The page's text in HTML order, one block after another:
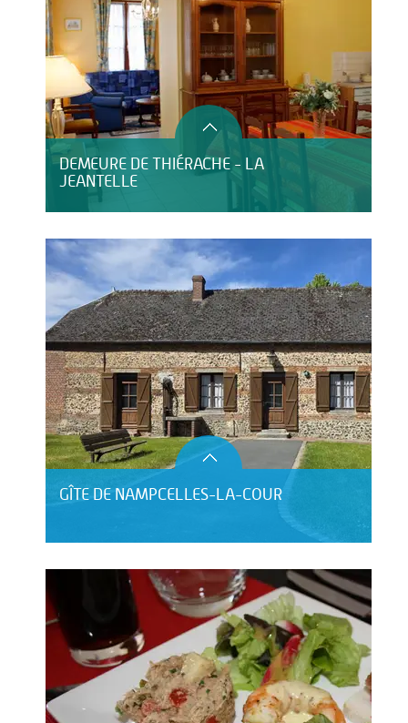
DEMEURE DE THIÉRACHE - LA
JEANTELLE
GÎTE DE NAMPCELLES-LA-COUR